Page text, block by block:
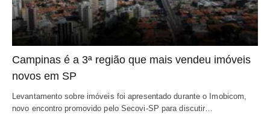
Campinas é a 3ª região que mais vendeu imóveis
novos em SP
Levantamento sobre imóveis foi apresentado durante o Imobicom,
novo encontro promovido pelo Secovi-SP para discutir…